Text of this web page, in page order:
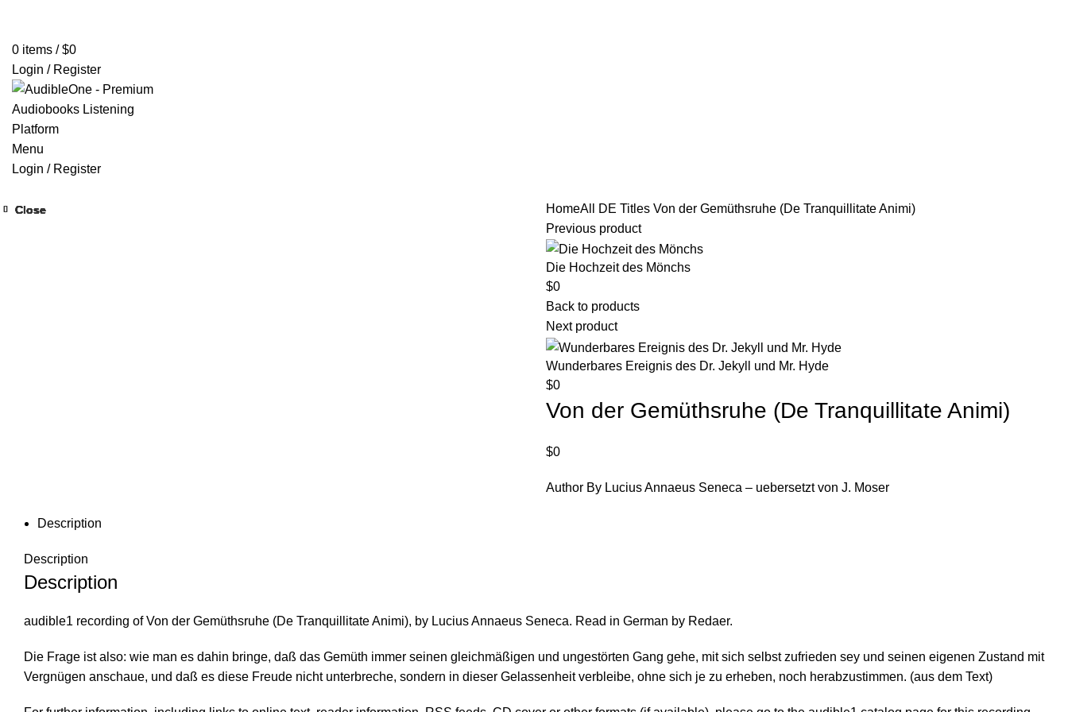
0 items / $0
Login / Register
Menu
Login / Register
HomeAll DE Titles Von der Gemüthsruhe (De Tranquillitate Animi)
Previous product
Die Hochzeit des Mönchs
$0
Back to products
Next product
Wunderbares Ereignis des Dr. Jekyll und Mr. Hyde
$0
Von der Gemüthsruhe (De Tranquillitate Animi)
$0
Author By Lucius Annaeus Seneca – uebersetzt von J. Moser
Description
Description
Description
audible1 recording of Von der Gemüthsruhe (De Tranquillitate Animi), by Lucius Annaeus Seneca. Read in German by Redaer.
Die Frage ist also: wie man es dahin bringe, daß das Gemüth immer seinen gleichmäßigen und ungestörten Gang gehe, mit sich selbst zufrieden sey und seinen eigenen Zustand mit
Vergnügen anschaue, und daß es diese Freude nicht unterbreche, sondern in dieser Gelassenheit verbleibe, ohne sich je zu erheben, noch herabzustimmen. (aus dem Text)
Close
Close
Close
Close
Close
Close
Close
Close